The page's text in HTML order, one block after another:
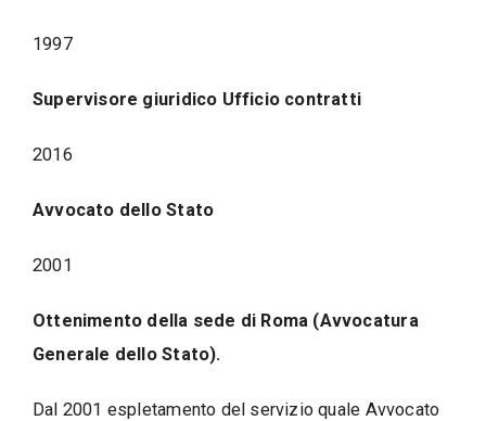
1997
Supervisore giuridico Ufficio contratti
2016
Avvocato dello Stato
2001
Ottenimento della sede di Roma (Avvocatura
Generale dello Stato).
Dal 2001 espletamento del servizio quale Avvocato